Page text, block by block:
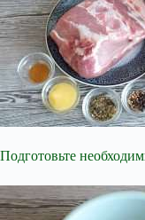
Подготовьте